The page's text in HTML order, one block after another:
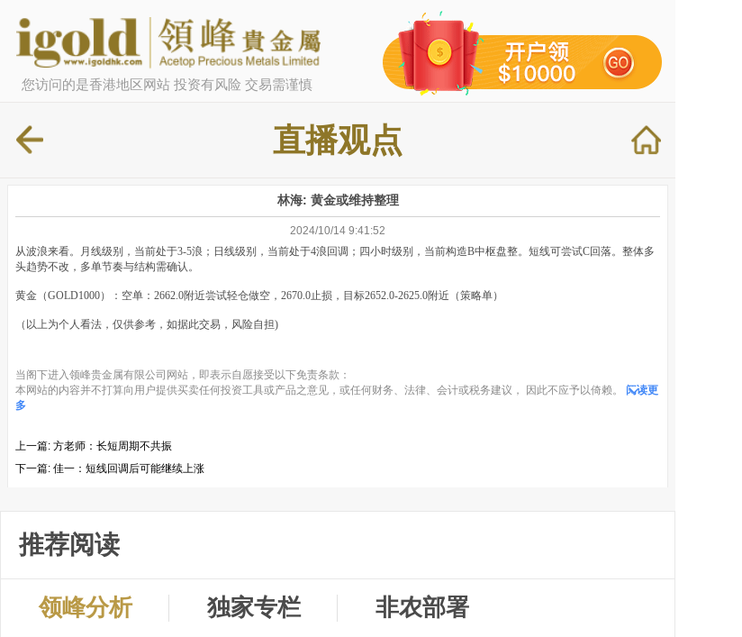
您访问的是香港地区网站 投资有风险 交易需谨慎
直播观点
林海​: 黄金或维持整理
2024/10/14 9:41:52
从波浪来看。月线级别，当前处于3-5浪；日线级别，当前处于4浪回调；四小时级别，当前构造B中枢盘整。短线可尝试C回落。整体多
头趋势不改，多单节奏与结构需确认。
黄金（GOLD1000）：空单：2662.0附近尝试轻仓做空，2670.0止损，目标2652.0-2625.0附近（策略单）
（以上为个人看法，仅供参考，如据此交易，风险自担)
当阁下进入领峰贵金属有限公司网站，即表示自愿接受以下免责条款：
本网站的内容并不打算向用户提供买卖任何投资工具或产品之意见，或任何财务、法律、会计或税务建议， 因此不应予以倚赖。
阅读更
多
上一篇: 方老师：长短周期不共振
下一篇: 佳一：短线回调后可能继续上涨
推荐阅读
领峰分析 独家专栏 非农部署